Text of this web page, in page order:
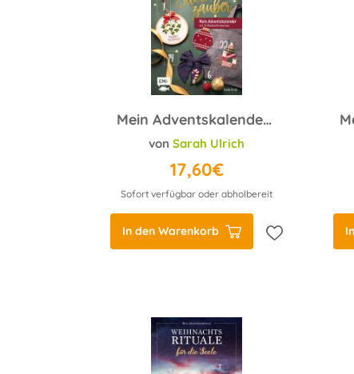
Mein Adventskalender-Buch – Stickzauber
vonSarah Ulrich
17,60€
Sofort verfügbar oder abholbereit
In den Warenkorb